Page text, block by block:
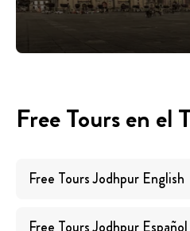
Free Tours en el
Free ToursJodhpur English